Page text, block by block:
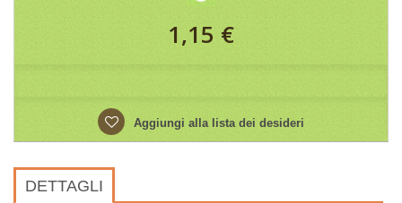
1,15 €
Aggiungi alla lista dei desideri
DETTAGLI